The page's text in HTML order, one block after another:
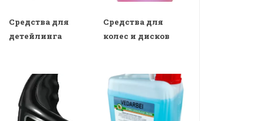
Средства для
детейлинга
Средства для
колес и дисков